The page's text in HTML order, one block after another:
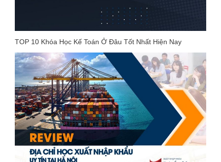
TOP 10 Khóa Học Kế Toán Ở Đâu Tốt Nhất Hiện Nay